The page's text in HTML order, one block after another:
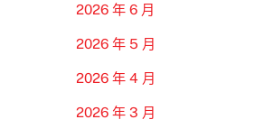
2026 年 6 月
2026 年 5 月
2026 年 4 月
2026 年 3 月